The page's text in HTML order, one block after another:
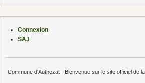
Connexion
SAJ
Commune d'Authezat - Bienvenue sur le site officiel de